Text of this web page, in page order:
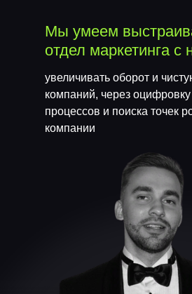
увеличивать оборот и
компаний, через
процессов и поиска точек
компании
Мы умеем
отдел маркетинга с